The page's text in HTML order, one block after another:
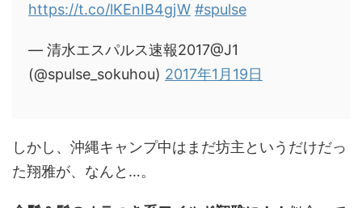
https://t.co/lKEnIB4gjW #spulse
— 清水エスパルス速報2017@J1
(@spulse_sokuhou) 2017年1月19日
しかし、沖縄キャンプ中はまだ坊主というだけだっ
た翔雅が、なんと…。